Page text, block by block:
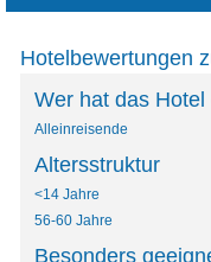
Hotelbewertungen
Wer hat das Hotel
Alleinreisende
Altersstruktur
<14 Jahre
56-60 Jahre
Besonders